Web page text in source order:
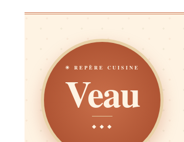
☀ REPÈRE CUISINE
Veau
◆ ◆ ◆